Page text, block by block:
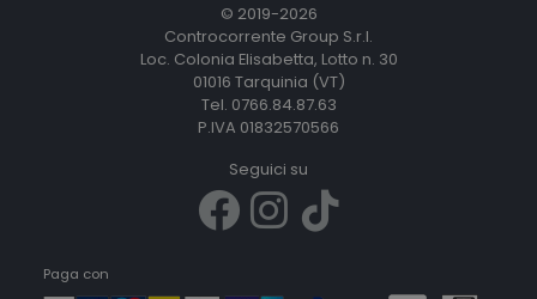
© 2019-2026
Controcorrente Group S.r.l.
Loc. Colonia Elisabetta, Lotto n. 30
01016 Tarquinia (VT)
Tel. 0766.84.87.63
P.IVA 01832570566
Seguici su
Paga con